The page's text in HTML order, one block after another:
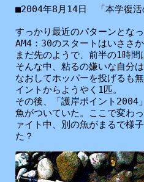
■2004年8月 14日 「本学復活
すっかり最近のパターンとな
AM4：30のスタートはいささか
まだ先のようで、 前半の1時間
そんな中 、 粘るの嫌いな自分は
なおしてホッパーを投げるも無
イントからようやく1匹。
その後、「護岸ポイント2004」
魚がついていた。ここで変わ
ァイト中 、 別 の魚がまるで様子
た？